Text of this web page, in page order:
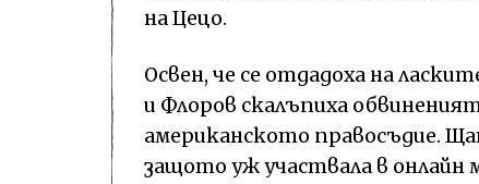
на Цецо.
Освен, че се отдадоха на
и Флоров скалъпиха
американското правосъдие.
защото уж участвала в онлайн